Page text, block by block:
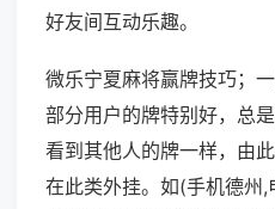
好友间互动乐趣。
微乐宁夏麻将赢牌技巧；
部分用户的牌特别好，总
看到其他人的牌一样，由
在此类外挂。如(手机德州